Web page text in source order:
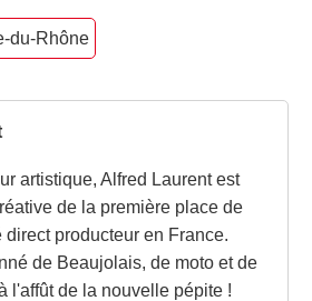
du-Rhône
artistique, Alfred Laurent est
de la première place de
direct producteur en France.
de Beaujolais, de moto et de
l'affût de la nouvelle pépite !